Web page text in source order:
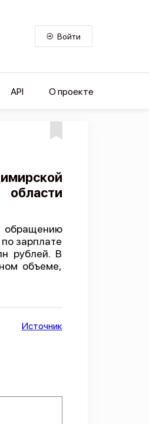
Войти
API О проекте
области
зарплате
рублей. В
объеме,
Источник